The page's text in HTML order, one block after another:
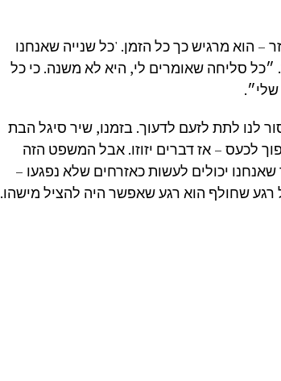
הוא מרגיש כך כל הזמן. 'כל שנייה שאנחנו
סליחה שאומרים לי, היא לא משנה. כי כל
לנו לתת לזעם לדעוך. בזמנו, שיר סיגל הבת
לכעס – אז דברים יזוזו. אבל המשפט הזה
יכולים לעשות כאזרחים שלא נפגעו –
רגע שחולף הוא רגע שאפשר היה להציל מישהו.